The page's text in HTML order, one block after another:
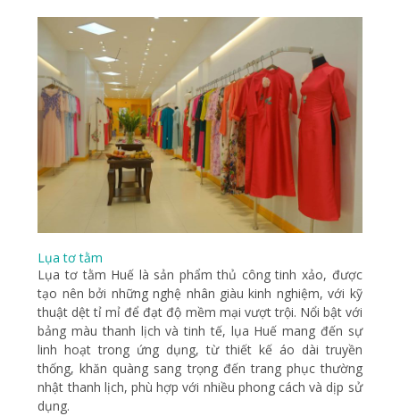
Lụa tơ tằm
Lụa tơ tằm Huế là sản phẩm thủ công tinh xảo, được
tạo nên bởi những nghệ nhân giàu kinh nghiệm, với kỹ
thuật dệt tỉ mỉ để đạt độ mềm mại vượt trội. Nổi bật với
bảng màu thanh lịch và tinh tế, lụa Huế mang đến sự
linh hoạt trong ứng dụng, từ thiết kế áo dài truyền
thống, khăn quàng sang trọng đến trang phục thường
nhật thanh lịch, phù hợp với nhiều phong cách và dịp sử
dụng.